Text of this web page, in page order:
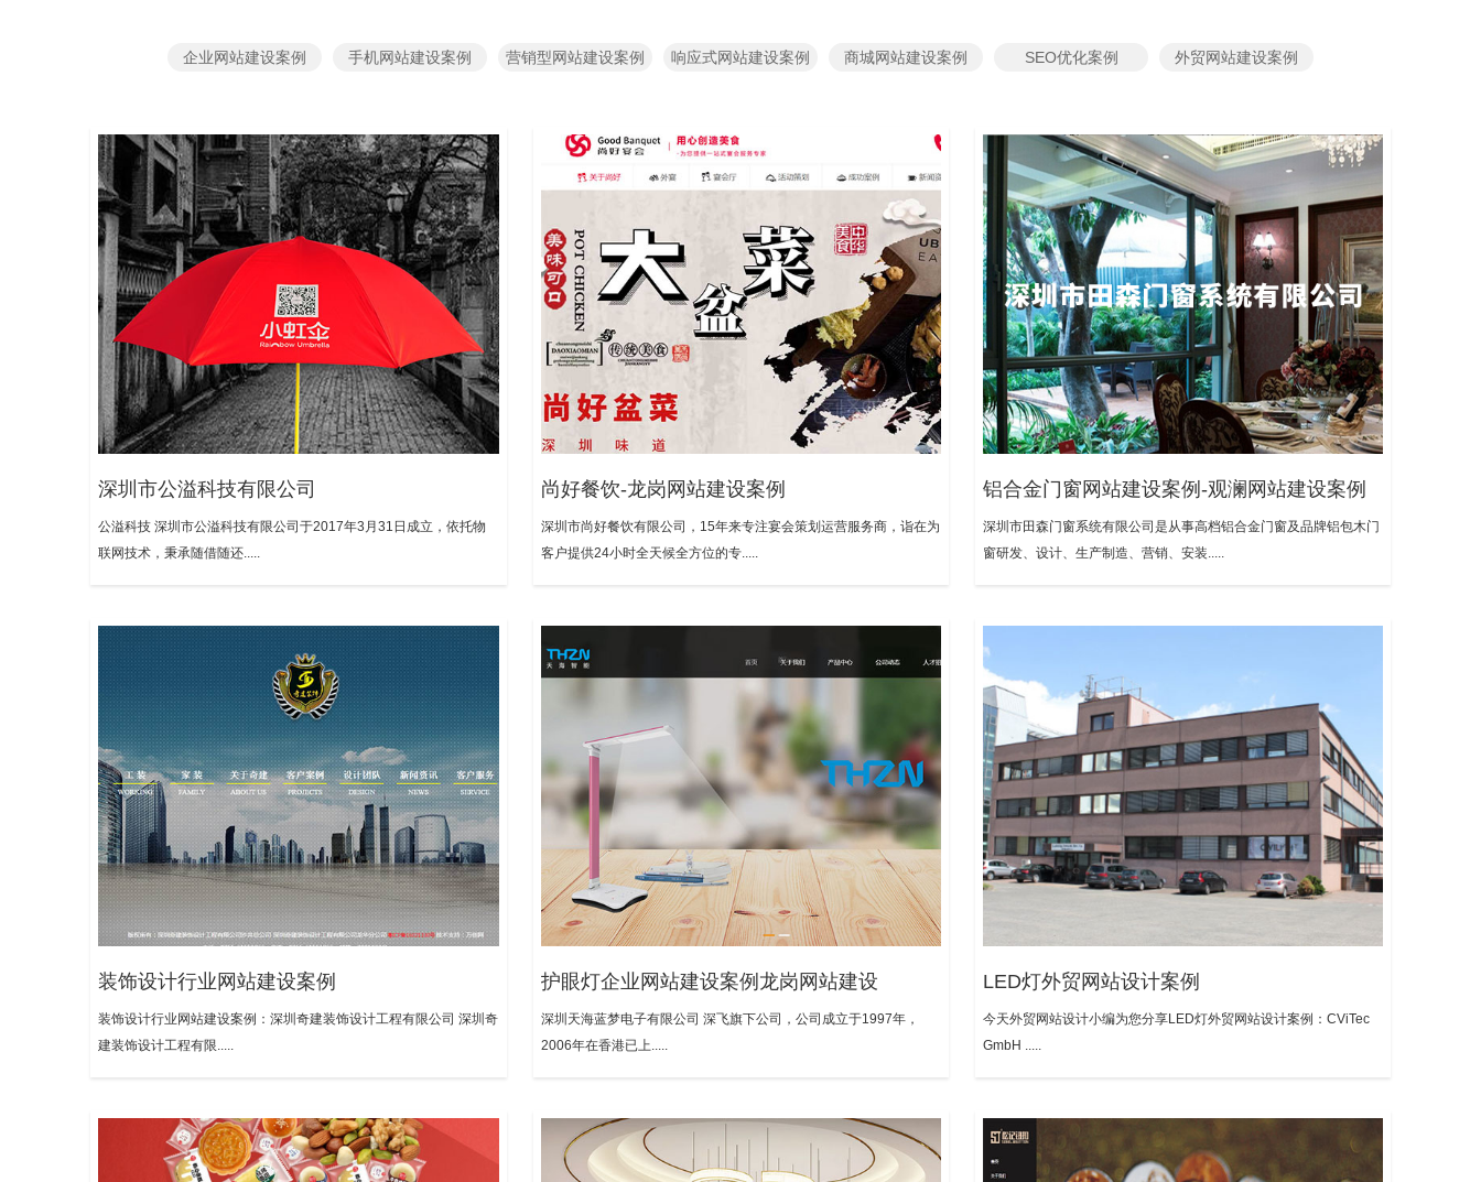
企业网站建设案例 手机网站建设案例 营销型网站建设案例 响应式网站建设案例 商城网站建设案例 SEO优化案例 外贸网站建设案例
深圳市公溢科技有限公司
公溢科技 深圳市公溢科技有限公司于2017年3月31日成立，依托物
联网技术，秉承随借随还.....
尚好餐饮-龙岗网站建设案例
深圳市尚好餐饮有限公司，15年来专注宴会策划运营服务商，诣在为
客户提供24小时全天候全方位的专.....
铝合金门窗网站建设案例-观澜网站建设案例
深圳市田森门窗系统有限公司是从事高档铝合金门窗及品牌铝包木门
窗研发、设计、生产制造、营销、安装.....
装饰设计行业网站建设案例
装饰设计行业网站建设案例：深圳奇建装饰设计工程有限公司 深圳奇
建装饰设计工程有限.....
护眼灯企业网站建设案例龙岗网站建设
深圳天海蓝梦电子有限公司 深飞旗下公司，公司成立于1997年，
2006年在香港已上.....
LED灯外贸网站设计案例
今天外贸网站设计小编为您分享LED灯外贸网站设计案例：CViTec
GmbH .....